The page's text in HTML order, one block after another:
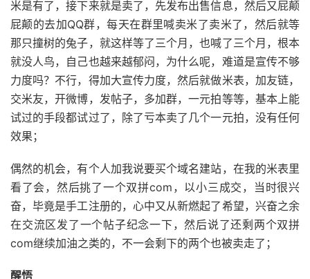
米是有了，接下来就是卖了，先发布出售信息，然后又屁颠
屁颠的去加QQ群，每天在群里喊卖米了卖米了，然后就等
那只撞树的兔子，就这样等了三个月，也喊了三个月，根本
就没人鸟，自己也越来越郁闷，为什么呢，难道是宣传不够
力度吗？不行，得加大宣传力度，然后就做米表，加友链，
交米友，开微博，发帖子，多加群，一元拍等等，基本上能
试过的手段都试过了，除了亏本卖了几个一元拍，没有任何
效果；
偶然的机会，有个人加我说要买个域名建站，在我的米表里
看了会，然后挑了一个双拼com，以小三成交，当时很兴
奋，毕竟是手工注册的，心中又从新燃起了希望，兴奋之余
在交流区发了一个帖子纪念一下，然后说了还剩两个双拼
com继续加油之类的，不一会剩下的两个也被卖走了；
醒悟